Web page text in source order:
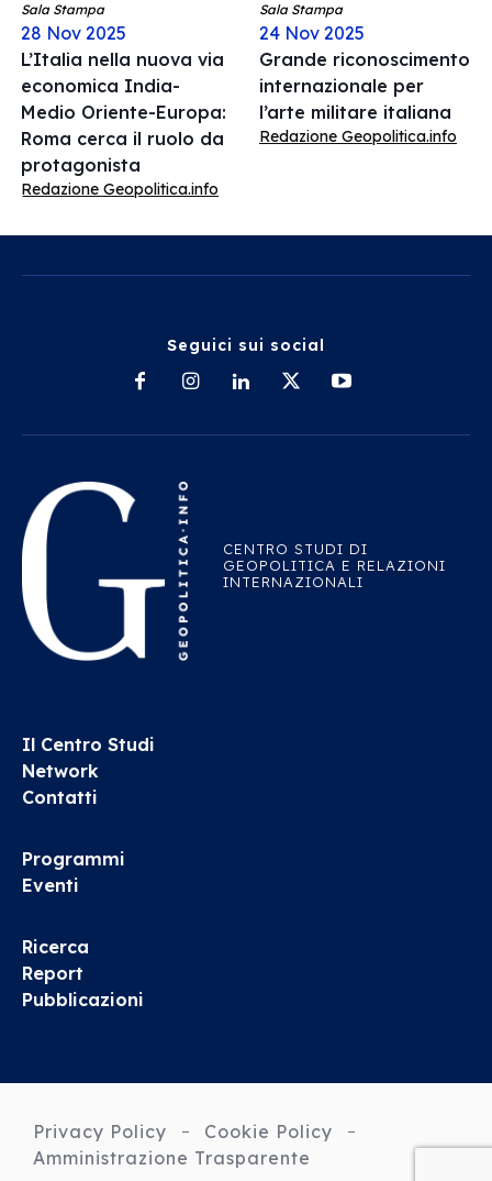
Sala Stampa
28 Nov 2025
L’Italia nella nuova via
economica India-
Medio Oriente-Europa:
Roma cerca il ruolo da
protagonista
Redazione Geopolitica.info
Sala Stampa
24 Nov 2025
Grande riconoscimento
internazionale per
l’arte militare italiana
Redazione Geopolitica.info
Seguici sui social
CENTRO STUDI DI
GEOPOLITICA E RELAZIONI
INTERNAZIONALI
Il Centro Studi
Network
Contatti
Programmi
Eventi
Ricerca
Report
Pubblicazioni
Privacy Policy
Cookie Policy
Amministrazione Trasparente